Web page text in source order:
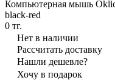
Компьютерная мышь
black-red
0 тг.
Нет в наличии
Рассчитать доставку
Нашли дешевле?
Хочу в подарок